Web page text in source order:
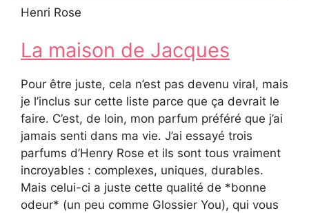
Henri Rose
La maison de Jacques
Pour être juste, cela n’est pas devenu viral, mais
je l’inclus sur cette liste parce que ça devrait le
faire. C’est, de loin, mon parfum préféré que j’ai
jamais senti dans ma vie. J’ai essayé trois
parfums d’Henry Rose et ils sont tous vraiment
incroyables : complexes, uniques, durables.
Mais celui-ci a juste cette qualité de *bonne
odeur* (un peu comme Glossier You), qui vous